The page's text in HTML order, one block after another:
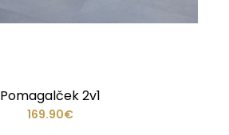
Pomagalček 2v1
169.90€